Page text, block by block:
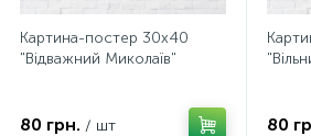
Картина-постер 30х40
"Відважний Миколаїв"
80 грн. / шт 80